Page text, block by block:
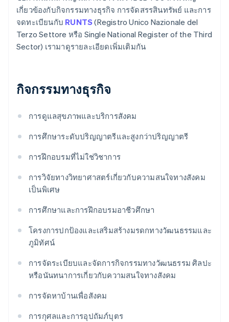
เกี่ยวข้องกับกิจกรรมทางธุรกิจ การจัดสรรสินทรัพย์ และการ
จดทะเบียนกับ RUNTS(Registro Unico Nazionale del
Terzo Settore หรือ Single National Register of the Third
Sector) เรามาดูรายละเอียดเพิ่มเติมกัน
กิจกรรมทางธุรกิจ
การดูแลสุขภาพและบริการสังคม
การศึกษาระดับปริญญาตรีและสูงกว่าปริญญาตรี
การฝึกอบรมที่ไม่ใช่วิชาการ
การวิจัยทางวิทยาศาสตร์เกี่ยวกับความสนใจทางสังคม
เป็นพิเศษ
การศึกษาและการฝึกอบรมอาชีวศึกษา
โครงการปกป้องและเสริมสร้างมรดกทางวัฒนธรรมและ
ภูมิทัศน์
การจัดระเบียบและจัดการกิจกรรมทางวัฒนธรรม ศิลปะ
หรือนันทนาการเกี่ยวกับความสนใจทางสังคม
การจัดหาบ้านเพื่อสังคม
การกุศลและการอุปถัมภ์บุตร